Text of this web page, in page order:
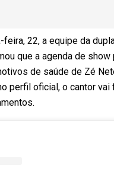
feira, 22, a equipe da
que a agenda de
de saúde de Zé
perfil oficial, o cantor vai